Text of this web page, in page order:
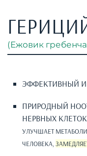
(Ежовик
ЭФФЕКТИВНЫЙ
ПРИРОДНЫЙ
НЕРВНЫХ КЛЕТОК
УЛУЧШАЕТ
ЧЕЛОВЕКА,